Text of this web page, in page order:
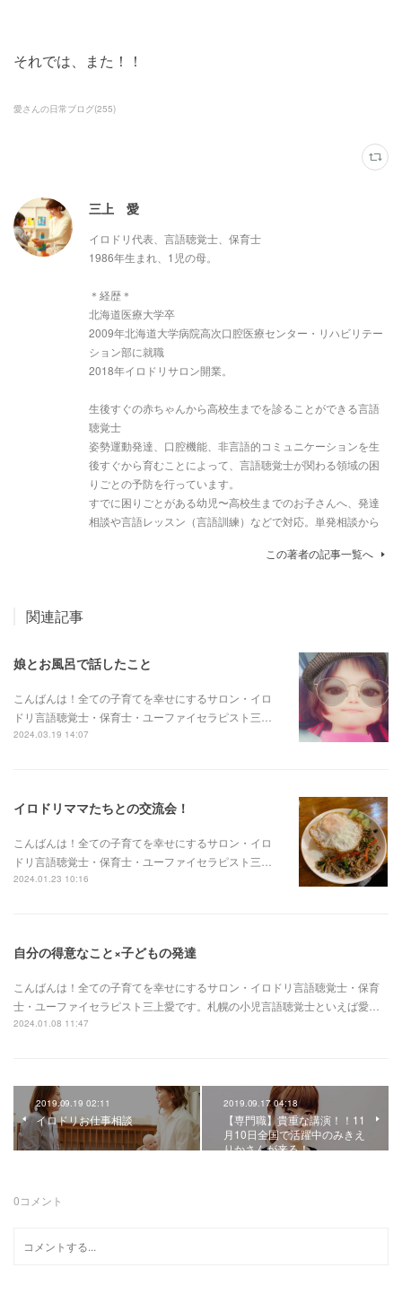
それでは、また！！
愛さんの日常ブログ(255)
三上 愛
イロドリ代表、言語聴覚士、保育士
1986年生まれ、1児の母。
＊経歴＊
北海道医療大学卒
2009年北海道大学病院高次口腔医療センター・リハビリテー
ション部に就職
2018年イロドリサロン開業。
生後すぐの赤ちゃんから高校生までを診ることができる言語
聴覚士
姿勢運動発達、口腔機能、非言語的コミュニケーションを生
後すぐから育むことによって、言語聴覚士が関わる領域の困
りごとの予防を行っています。
すでに困りごとがある幼児〜高校生までのお子さんへ、発達
相談や言語レッスン（言語訓練）などで対応。単発相談から
この著者の記事一覧へ
関連記事
娘とお風呂で話したこと
こんばんは！全ての子育てを幸せにするサロン・イロ
ドリ言語聴覚士・保育士・ユーファイセラピスト三…
2024.03.19 14:07
イロドリママたちとの交流会！
こんばんは！全ての子育てを幸せにするサロン・イロ
ドリ言語聴覚士・保育士・ユーファイセラピスト三…
2024.01.23 10:16
自分の得意なこと×子どもの発達
こんばんは！全ての子育てを幸せにするサロン・イロドリ言語聴覚士・保育
士・ユーファイセラピスト三上愛です。札幌の小児言語聴覚士といえば愛…
2024.01.08 11:47
2019.09.19 02:11
イロドリお仕事相談
2019.09.17 04:18
【専門職】貴重な講演！！11
月10日全国で活躍中のみきえ
りかさんが来る！
0コメント